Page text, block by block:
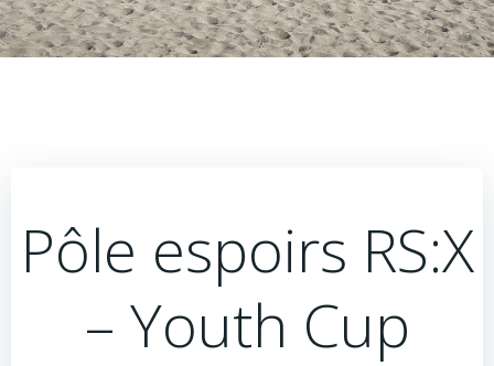
Pôle espoirs RS:X
– Youth Cup